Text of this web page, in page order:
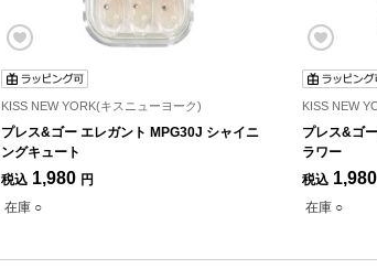
KISS NEW YORK(キスニューヨーク)
プレス&ゴー エレガント MPG30J シャイニ
ングキュート
税込 1,980 円
在庫 ○
KISS NEW
プレス&ゴ
ラワー
税込 1,980
在庫 ○